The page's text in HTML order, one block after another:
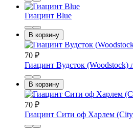
Гиацинт Blue
В корзину
70 ₽
Гиацинт Вудсток (Woodstock)
В корзину
70 ₽
Гиацинт Сити оф Харлем